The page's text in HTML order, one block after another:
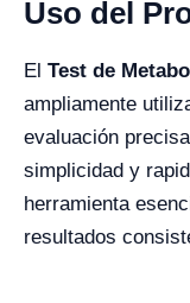
Uso del
El Test de
ampliamente
evaluación
simplicidad y
herramienta
resultados